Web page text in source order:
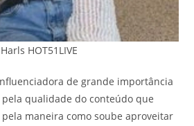
Harls HOT51LIVE
de grande importância
pela qualidade do conteúdo que
maneira como soube aproveitar